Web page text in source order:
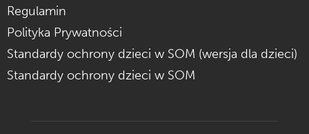
Regulamin
Polityka Prywatności
Standardy ochrony dzieci w SOM (wersja dla dzieci)
Standardy ochrony dzieci w SOM